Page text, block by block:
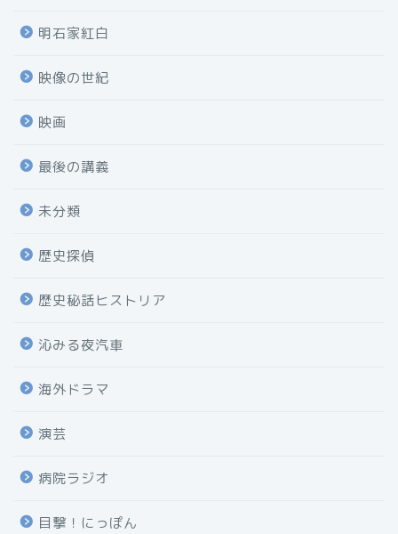
明石家紅白
映像の世紀
映画
最後の講義
未分類
歴史探偵
歴史秘話ヒストリア
沁みる夜汽車
海外ドラマ
演芸
病院ラジオ
目撃！にっぽん